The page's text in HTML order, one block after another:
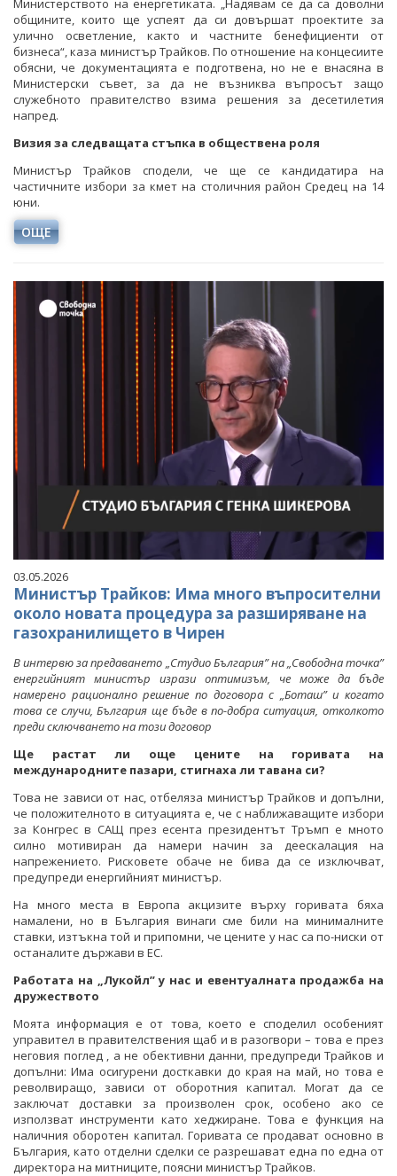
Министерството на енергетиката. „Надявам се да са доволни
общините, които ще успеят да си довършат проектите за
улично осветление, както и частните бенефициенти от
бизнеса“, каза министър Трайков. По отношение на концесиите
обясни, че документацията е подготвена, но не е внасяна в
Министерски съвет, за да не възниква въпросът защо
служебното правителство взима решения за десетилетия
напред.
Визия за следващата стъпка в обществена роля
Министър Трайков сподели, че ще се кандидатира на
частичните избори за кмет на столичния район Средец на 14
юни.
ОЩЕ
03.05.2026
Министър Трайков: Има много въпросителни
около новата процедура за разширяване на
газохранилището в Чирен
В интервю за предаването „Студио България” на „Свободна точка”
енергийният министър изрази оптимизъм, че може да бъде
намерено рационално решение по договора с „Боташ” и когато
това се случи, България ще бъде в по-добра ситуация, отколкото
преди сключването на този договор
Ще растат ли още цените на горивата на
международните пазари, стигнаха ли тавана си?
Това не зависи от нас, отбеляза министър Трайков и допълни,
че положителното в ситуацията е, че с наближаващите избори
за Конгрес в САЩ през есента президентът Тръмп е мното
силно мотивиран да намери начин за деескалация на
напрежението. Рисковете обаче не бива да се изключват,
предупреди енергийният министър.
На много места в Европа акцизите върху горивата бяха
намалени, но в България винаги сме били на минималните
ставки, изтъкна той и припомни, че цените у нас са по-ниски от
останалите държави в ЕС.
Работата на „Лукойл” у нас и евентуалната продажба на
дружеството
Моята информация е от това, което е споделил особеният
управител в правителствения щаб и в разогвори – това е през
неговия поглед , а не обективни данни, предупреди Трайков и
допълни: Има осигурени досткавки до края на май, но това е
револвиращо, зависи от оборотния капитал. Могат да се
заключат доставки за произволен срок, особено ако се
използват инструменти като хеджиране. Това е функция на
наличния оборотен капитал. Горивата се продават основно в
България, като отделни сделки се разрешават една по една от
директора на митниците, поясни министър Трайков.